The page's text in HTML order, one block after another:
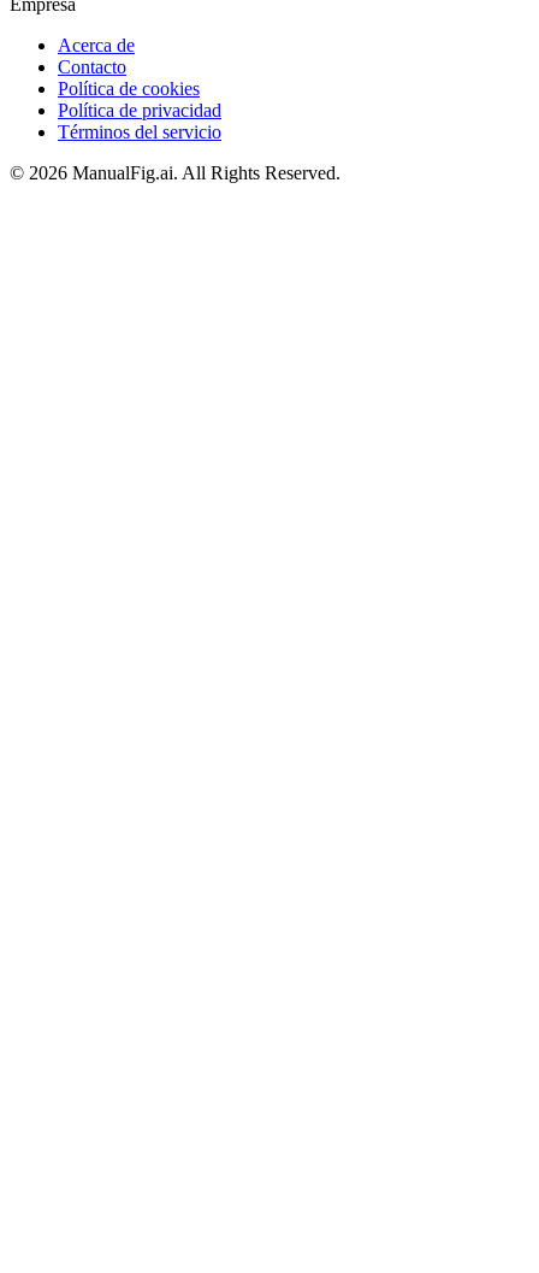
Empresa
Acerca de
Contacto
Política de cookies
Política de privacidad
Términos del servicio
© 2026 ManualFig.ai. All Rights Reserved.